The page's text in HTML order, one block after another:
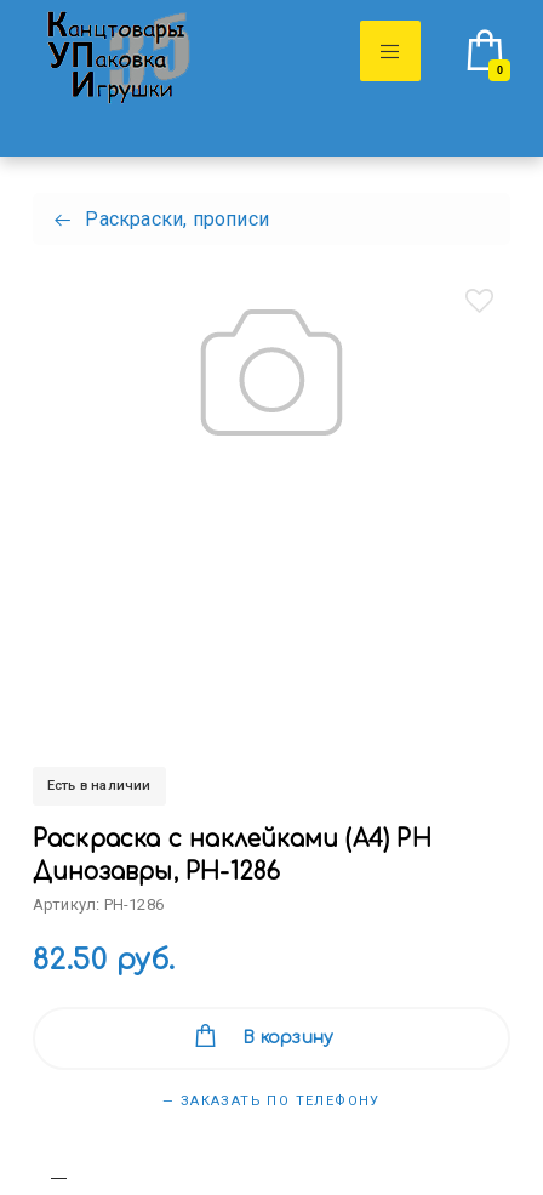
0
Раскраски, прописи
Есть в наличии
Раскраска с наклейками (А4) РН
Динозавры, РН-1286
Артикул: РН-1286
82.50 руб.
В корзину
— ЗАКАЗАТЬ ПО ТЕЛЕФОНУ